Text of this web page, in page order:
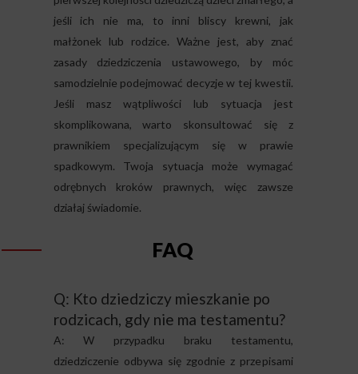
jeśli ich nie ma, to inni bliscy krewni, jak
małżonek lub rodzice. Ważne jest, aby znać
zasady dziedziczenia ustawowego, by móc
samodzielnie podejmować decyzje w tej kwestii.
Jeśli masz wątpliwości lub sytuacja jest
skomplikowana, warto skonsultować się z
prawnikiem specjalizującym się w prawie
spadkowym. Twoja sytuacja może wymagać
odrębnych kroków prawnych, więc zawsze
działaj świadomie.
FAQ
Q: Kto dziedziczy mieszkanie po
rodzicach, gdy nie ma testamentu?
A: W przypadku braku testamentu,
dziedziczenie odbywa się zgodnie z przepisami